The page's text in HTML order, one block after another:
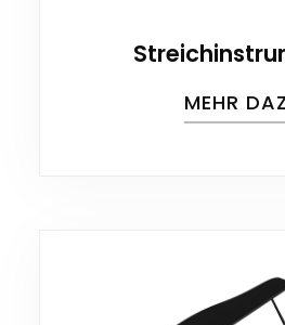
MEHR